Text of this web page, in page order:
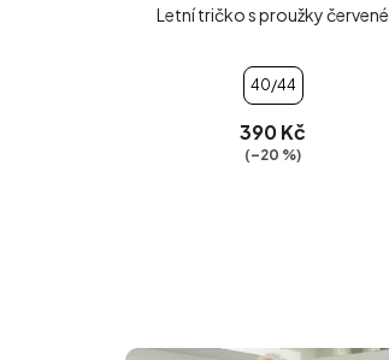
Letní tričko s proužky červené
40/44
390 Kč
(–20 %)